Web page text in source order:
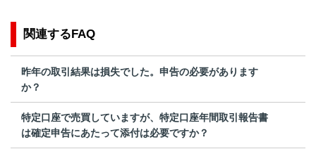
関連するFAQ
昨年の取引結果は損失でした。申告の必要があります
か？
特定口座で売買していますが、特定口座年間取引報告書
は確定申告にあたって添付は必要ですか？